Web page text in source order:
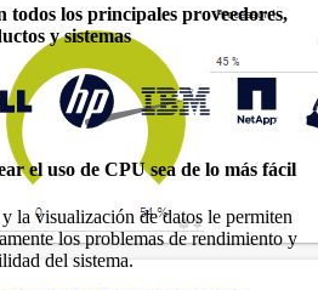
todos los principales proveedores,
y sistemas
el uso de CPU sea de lo más fácil
la visualización de datos le permiten
los problemas de rendimiento y
del sistema.